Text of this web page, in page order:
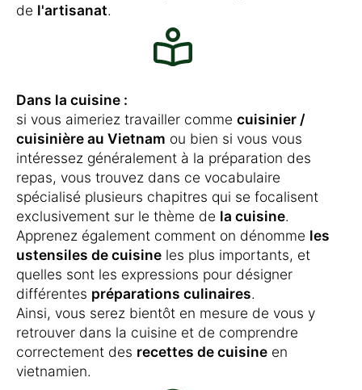
de l'artisanat.
Dans la cuisine :
si vous aimeriez travailler comme cuisinier /
cuisinière au Vietnam ou bien si vous vous
intéressez généralement à la préparation des
repas, vous trouvez dans ce vocabulaire
spécialisé plusieurs chapitres qui se focalisent
exclusivement sur le thème de la cuisine.
Apprenez également comment on dénomme les
ustensiles de cuisine les plus importants, et
quelles sont les expressions pour désigner
différentes préparations culinaires.
Ainsi, vous serez bientôt en mesure de vous y
retrouver dans la cuisine et de comprendre
correctement des recettes de cuisine en
vietnamien.